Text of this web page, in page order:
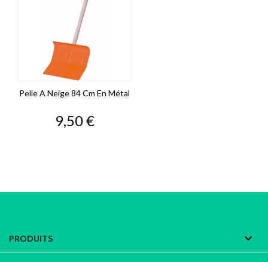
Pelle A Neige 84 Cm En Métal
Prix
9,50 €
PRODUITS 